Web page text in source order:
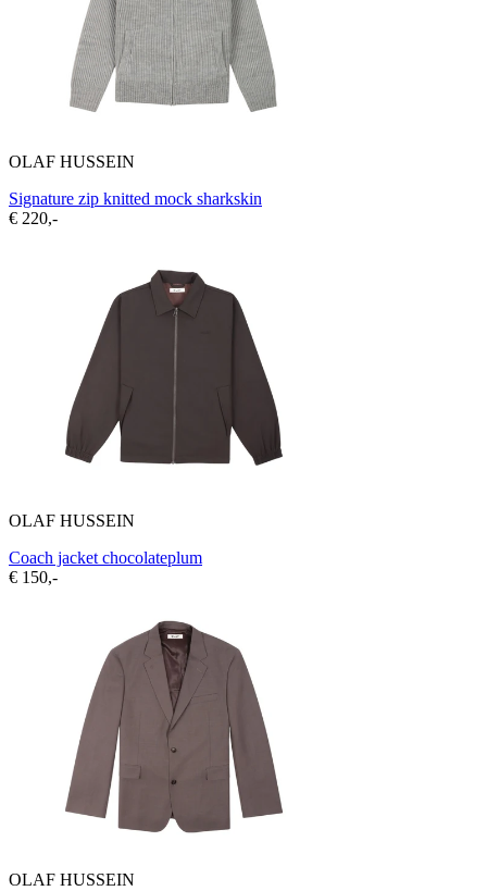
OLAF HUSSEIN
Signature zip knitted mock sharkskin
€ 220,-
OLAF HUSSEIN
Coach jacket chocolateplum
€ 150,-
OLAF HUSSEIN